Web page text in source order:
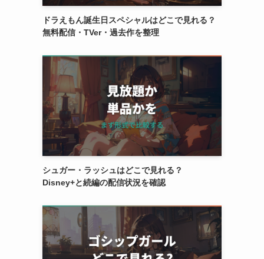
ドラえもん誕生日スペシャルはどこで見れる？
無料配信・TVer・過去作を整理
シュガー・ラッシュはどこで見れる？
Disney+と続編の配信状況を確認